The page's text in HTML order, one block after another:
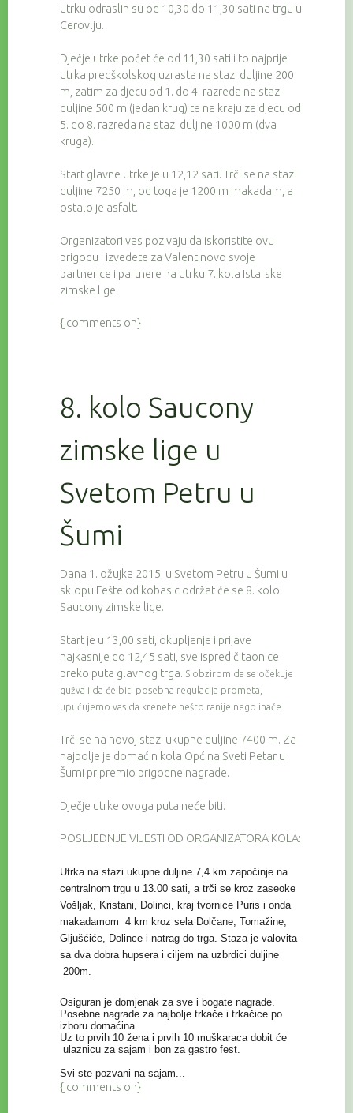
utrku odraslih su od 10,30 do 11,30 sati na trgu u
Cerovlju.
Dječje utrke počet će od 11,30 sati i to najprije
utrka predškolskog uzrasta na stazi duljine 200
m, zatim za djecu od 1. do 4. razreda na stazi
duljine 500 m (jedan krug) te na kraju za djecu od
5. do 8. razreda na stazi duljine 1000 m (dva
kruga).
Start glavne utrke je u 12,12 sati. Trči se na stazi
duljine 7250 m, od toga je 1200 m makadam, a
ostalo je asfalt.
Organizatori vas pozivaju da iskoristite ovu
prigodu i izvedete za Valentinovo svoje
partnerice i partnere na utrku 7. kola Istarske
zimske lige.
{jcomments on}
8. kolo Saucony
zimske lige u
Svetom Petru u
Šumi
Dana 1. ožujka 2015. u Svetom Petru u Šumi u
sklopu Fešte od kobasic održat će se 8. kolo
Saucony zimske lige.
Start je u 13,00 sati, okupljanje i prijave
najkasnije do 12,45 sati, sve ispred čitaonice
preko puta glavnog trga. S obzirom da se očekuje
gužva i da će biti posebna regulacija prometa,
upućujemo vas da krenete nešto ranije nego inače.
Trči se na novoj stazi ukupne duljine 7400 m. Za
najbolje je domaćin kola Općina Sveti Petar u
Šumi pripremio prigodne nagrade.
Dječje utrke ovoga puta neće biti.
POSLJEDNJE VIJESTI OD ORGANIZATORA KOLA:
Utrka na stazi ukupne duljine 7,4 km započinje na
centralnom trgu u 13.00 sati, a trči se kroz zaseoke
Vošljak, Kristani, Dolinci, kraj tvornice Puris i onda
makadamom 4 km kroz sela Dolčane, Tomažine,
Gljušćiće, Dolince i natrag do trga. Staza je valovita
sa dva dobra hupsera i ciljem na uzbrdici duljine
200m.
Osiguran je domjenak za sve i bogate nagrade.
Posebne nagrade za najbolje trkače i trkačice po
izboru domaćina.
Uz to prvih 10 žena i prvih 10 muškaraca dobit će
ulaznicu za sajam i bon za gastro fest.
Svi ste pozvani na sajam...
{jcomments on}